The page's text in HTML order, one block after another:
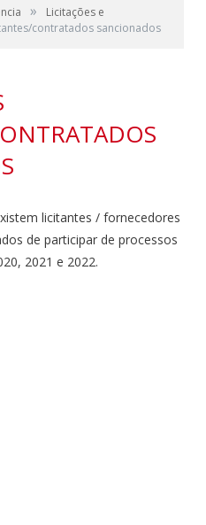
»
Licitações e
contratados sancionados
licitantes / fornecedores
de participar de processos
2021 e 2022.